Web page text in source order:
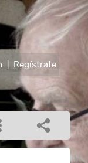
Regístrate